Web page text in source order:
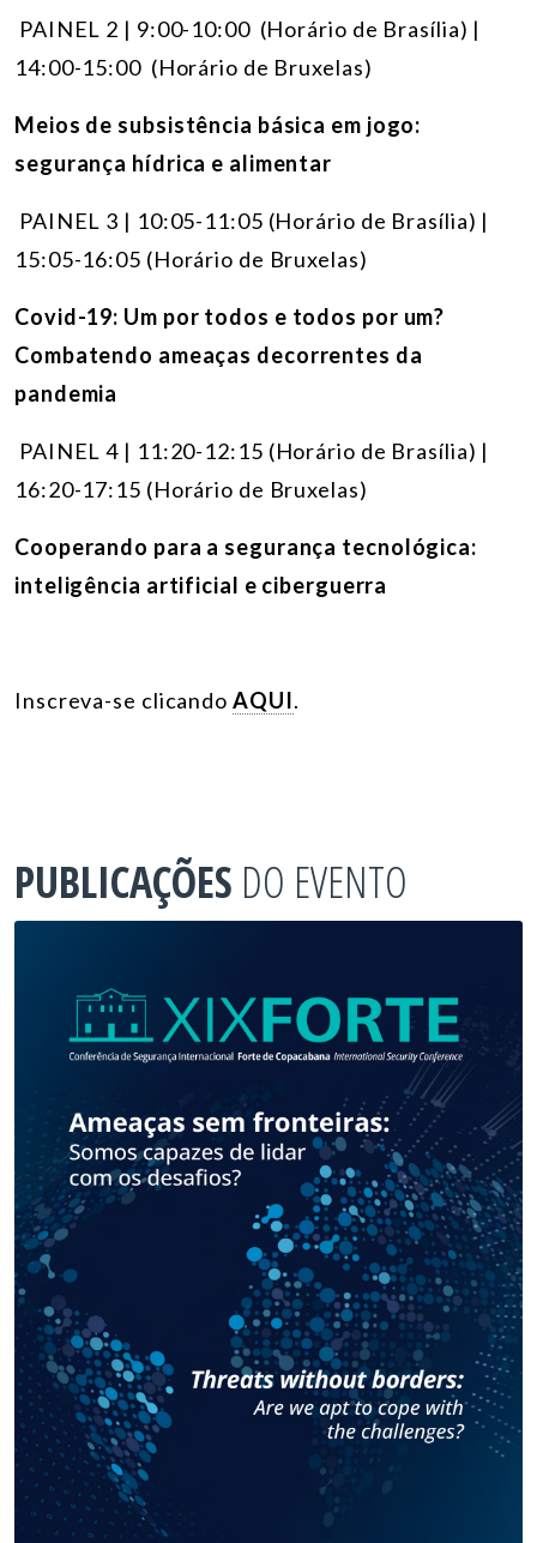
PAINEL 2 | 9:00-10:00 (Horário de Brasília) |
14:00-15:00 (Horário de Bruxelas)
Meios de subsistência básica em jogo:
segurança hídrica e alimentar
PAINEL 3 | 10:05-11:05 (Horário de Brasília) |
15:05-16:05 (Horário de Bruxelas)
Covid-19: Um por todos e todos por um?
Combatendo ameaças decorrentes da
pandemia
PAINEL 4 | 11:20-12:15 (Horário de Brasília) |
16:20-17:15 (Horário de Bruxelas)
Cooperando para a segurança tecnológica:
inteligência artificial e ciberguerra
Inscreva-se clicando AQUI.
PUBLICAÇÕES DO EVENTO